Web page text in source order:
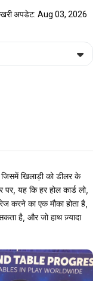
अपडेट: Aug 03, 2026
खिलाड़ी को डीलर के
यह कि हर होल कार्ड लो,
करने का एक मौका होता है,
है, और जो हाथ ज़्यादा